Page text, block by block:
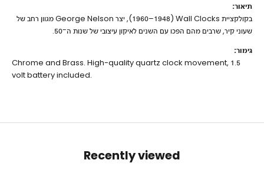
תיאור:
בקולקציית Wall Clocks (‏1948–1960), יצר George Nelson מגוון רחב של
שעוני קיר, שרבים מהם הפכו עם השנים לאיקון עיצובי של שנות ה־50.
גימור:
Chrome and Brass. High-quality quartz clock movement, 1.5
volt battery included.
Recently viewed